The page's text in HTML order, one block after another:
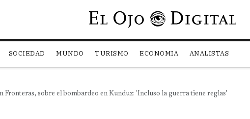
Pasar al contenido principal
SOCIEDAD MUNDO TURISMO ECONOMIA ANALISTAS
Fronteras, sobre el bombardeo en Kunduz: 'Incluso la guerra tiene reglas'